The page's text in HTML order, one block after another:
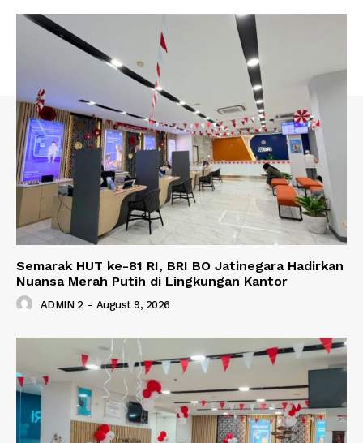
Semarak HUT ke-81 RI, BRI BO Jatinegara Hadirkan
Nuansa Merah Putih di Lingkungan Kantor
ADMIN 2 - August 9, 2026